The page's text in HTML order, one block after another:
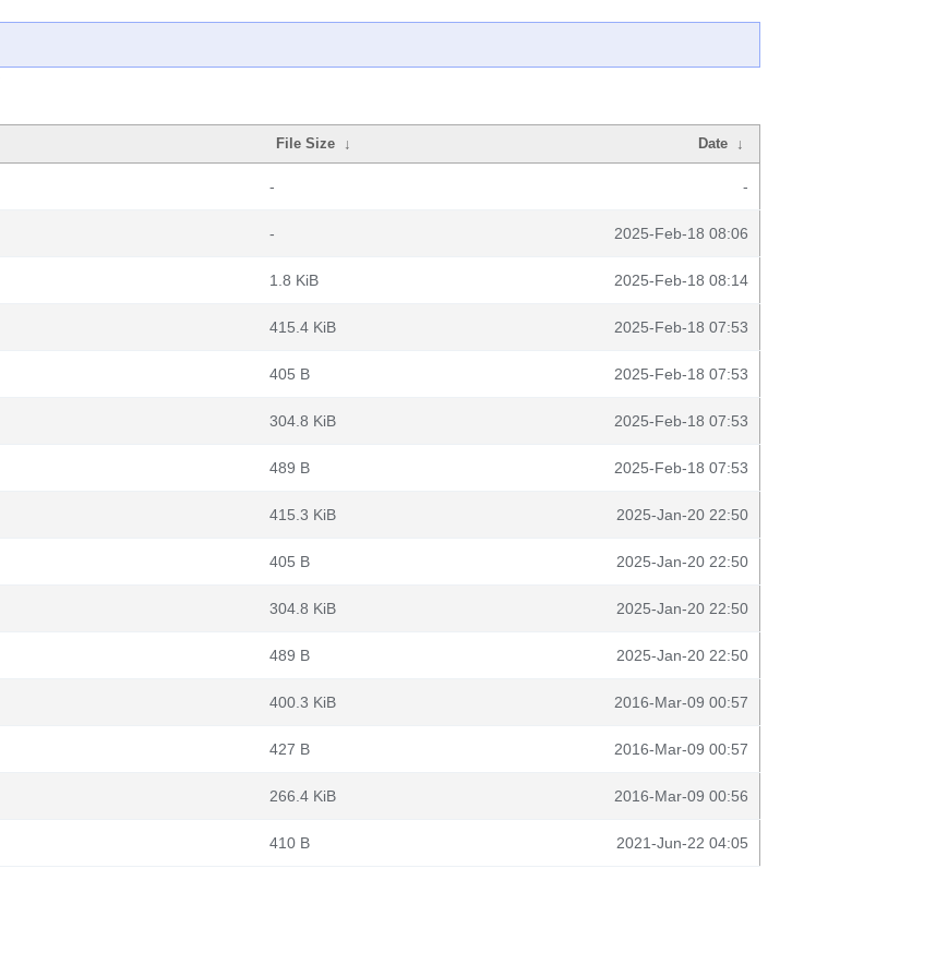
File Size ↓ Date ↓
- -
- 2025-Feb-18 08:06
1.8 KiB 2025-Feb-18 08:14
415.4 KiB 2025-Feb-18 07:53
405 B 2025-Feb-18 07:53
304.8 KiB 2025-Feb-18 07:53
489 B 2025-Feb-18 07:53
415.3 KiB 2025-Jan-20 22:50
405 B 2025-Jan-20 22:50
304.8 KiB 2025-Jan-20 22:50
489 B 2025-Jan-20 22:50
400.3 KiB 2016-Mar-09 00:57
427 B 2016-Mar-09 00:57
266.4 KiB 2016-Mar-09 00:56
410 B 2021-Jun-22 04:05